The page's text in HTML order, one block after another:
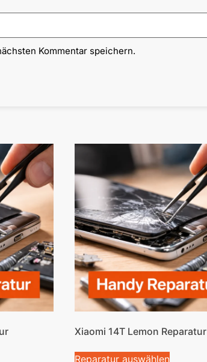
Kommentar speichern.
Xiaomi 14T Lemon Reparatur
Reparatur auswählen